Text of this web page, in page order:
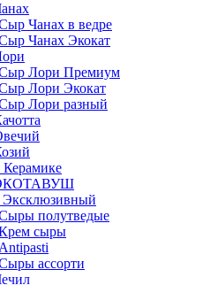
Чанах в ведре
Чанах Экокат
Лори Премиум
Лори Экокат
Лори разный
полутведые
сыры
Antipasti
ассорти